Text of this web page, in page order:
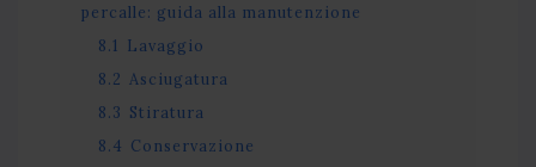
percalle: guida alla manutenzione
8.1
Lavaggio
8.2 Asciugatura
8.3 Stiratura
8.4 Conservazione